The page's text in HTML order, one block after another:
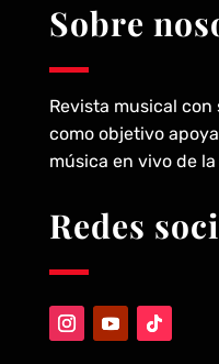
Sobre
Revista musical
como objetivo
música en vivo de
Redes